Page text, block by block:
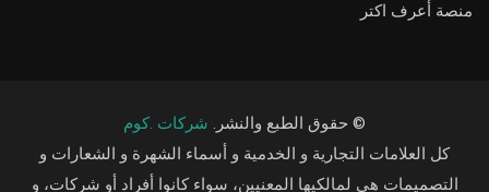
منصة أعرف اكتر
© حقوق الطبع والنشر. شركات .كوم
كل العلامات التجارية و الخدمية و أسماء الشهرة و الشعارات و
التصميمات هي لمالكيها المعنيين، سواء كانوا أفراد أو شركات، و